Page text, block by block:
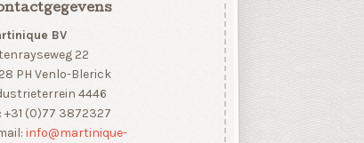
BV
22
PH Venlo-Blerick
4446
+31 (0)77 3872327
info@martinique-